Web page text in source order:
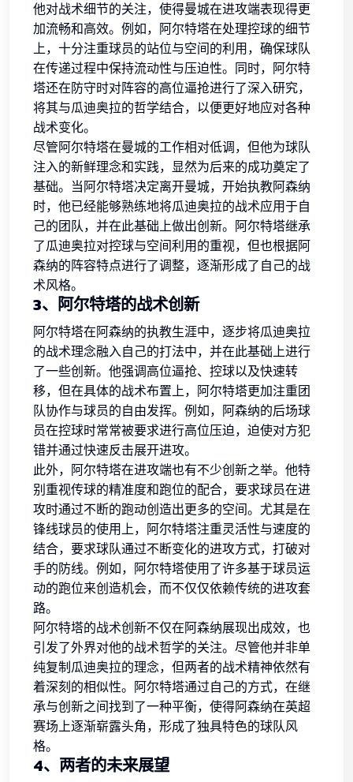
他对战术细节的关注，使得曼城在进攻端表现得更
加流畅和高效。例如，阿尔特塔在处理控球的细节
上，十分注重球员的站位与空间的利用，确保球队
在传递过程中保持流动性与压迫性。同时，阿尔特
塔还在防守时对阵容的高位逼抢进行了深入研究，
将其与瓜迪奥拉的哲学结合，以便更好地应对各种
战术变化。
尽管阿尔特塔在曼城的工作相对低调，但他为球队
注入的新鲜理念和实践，显然为后来的成功奠定了
基础。当阿尔特塔决定离开曼城，开始执教阿森纳
时，他已经能够熟练地将瓜迪奥拉的战术应用于自
己的团队，并在此基础上做出创新。阿尔特塔继承
了瓜迪奥拉对控球与空间利用的重视，但也根据阿
森纳的阵容特点进行了调整，逐渐形成了自己的战
术风格。
3、阿尔特塔的战术创新
阿尔特塔在阿森纳的执教生涯中，逐步将瓜迪奥拉
的战术理念融入自己的打法中，并在此基础上进行
了一些创新。他强调高位逼抢、控球以及快速转
移，但在具体的战术布置上，阿尔特塔更加注重团
队协作与球员的自由发挥。例如，阿森纳的后场球
员在控球时常常被要求进行高位压迫，迫使对方犯
错并通过快速反击展开进攻。
此外，阿尔特塔在进攻端也有不少创新之举。他特
别重视传球的精准度和跑位的配合，要求球员在进
攻时通过不断的跑动创造出更多的空间。尤其是在
锋线球员的使用上，阿尔特塔注重灵活性与速度的
结合，要求球队通过不断变化的进攻方式，打破对
手的防线。例如，阿尔特塔使用了许多基于球员运
动的跑位来创造机会，而不仅仅依赖传统的进攻套
路。
阿尔特塔的战术创新不仅在阿森纳展现出成效，也
引发了外界对他的战术哲学的关注。尽管他并非单
纯复制瓜迪奥拉的理念，但两者的战术精神依然有
着深刻的相似性。阿尔特塔通过自己的方式，在继
承与创新之间找到了一种平衡，使得阿森纳在英超
赛场上逐渐崭露头角，形成了独具特色的球队风
格。
4、两者的未来展望